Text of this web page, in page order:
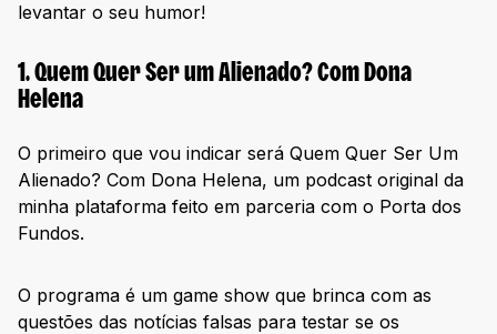
levantar o seu humor!
1. Quem Quer Ser um Alienado? Com Dona
Helena
O primeiro que vou indicar será Quem Quer Ser Um
Alienado? Com Dona Helena, um podcast original da
minha plataforma feito em parceria com o Porta dos
Fundos.
O programa é um game show que brinca com as
questões das notícias falsas para testar se os